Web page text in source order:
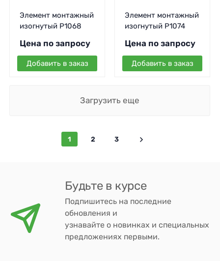
Элемент монтажный
изогнутый P1068
Цена по запросу
Добавить в заказ
Элемент монтажный
изогнутый P1074
Цена по запросу
Добавить в заказ
Загрузить еще
1 2 3
Будьте в курсе
Подпишитесь на последние
обновления и
узнавайте о новинках и специальных
предложениях первыми.